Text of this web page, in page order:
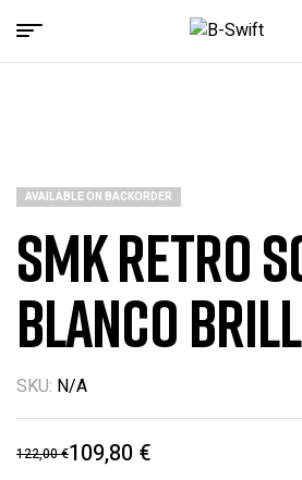
B-
Menu
AVAILABLE ON BACKORDER
SMK RETRO
BLANCO
SKU: N/A
122,00€109,80 €